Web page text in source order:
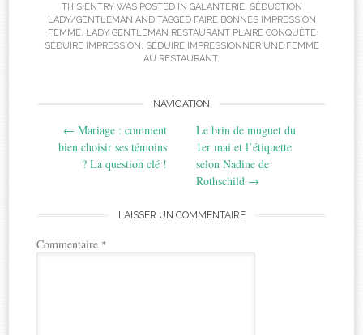
THIS ENTRY WAS POSTED IN GALANTERIE, SÉDUCTION
LADY/GENTLEMAN AND TAGGED FAIRE BONNES IMPRESSION
FEMME, LADY GENTLEMAN RESTAURANT PLAIRE CONQUÈTE
SÉDUIRE IMPRESSION, SÉDUIRE IMPRESSIONNER UNE FEMME
AU RESTAURANT.
navigation
NAVIGATION
← Mariage : comment
bien choisir ses témoins
? La question clé !
Le brin de muguet du
1er mai et l’étiquette
selon Nadine de
Rothschild →
LAISSER UN COMMENTAIRE
Commentaire *